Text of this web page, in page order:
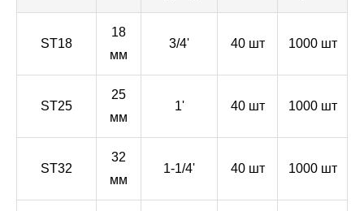
ST18
18
мм
3/4' 40 шт 1000 шт
ST25
25
мм
1' 40 шт 1000 шт
ST32
32
мм
1-1/4' 40 шт 1000 шт